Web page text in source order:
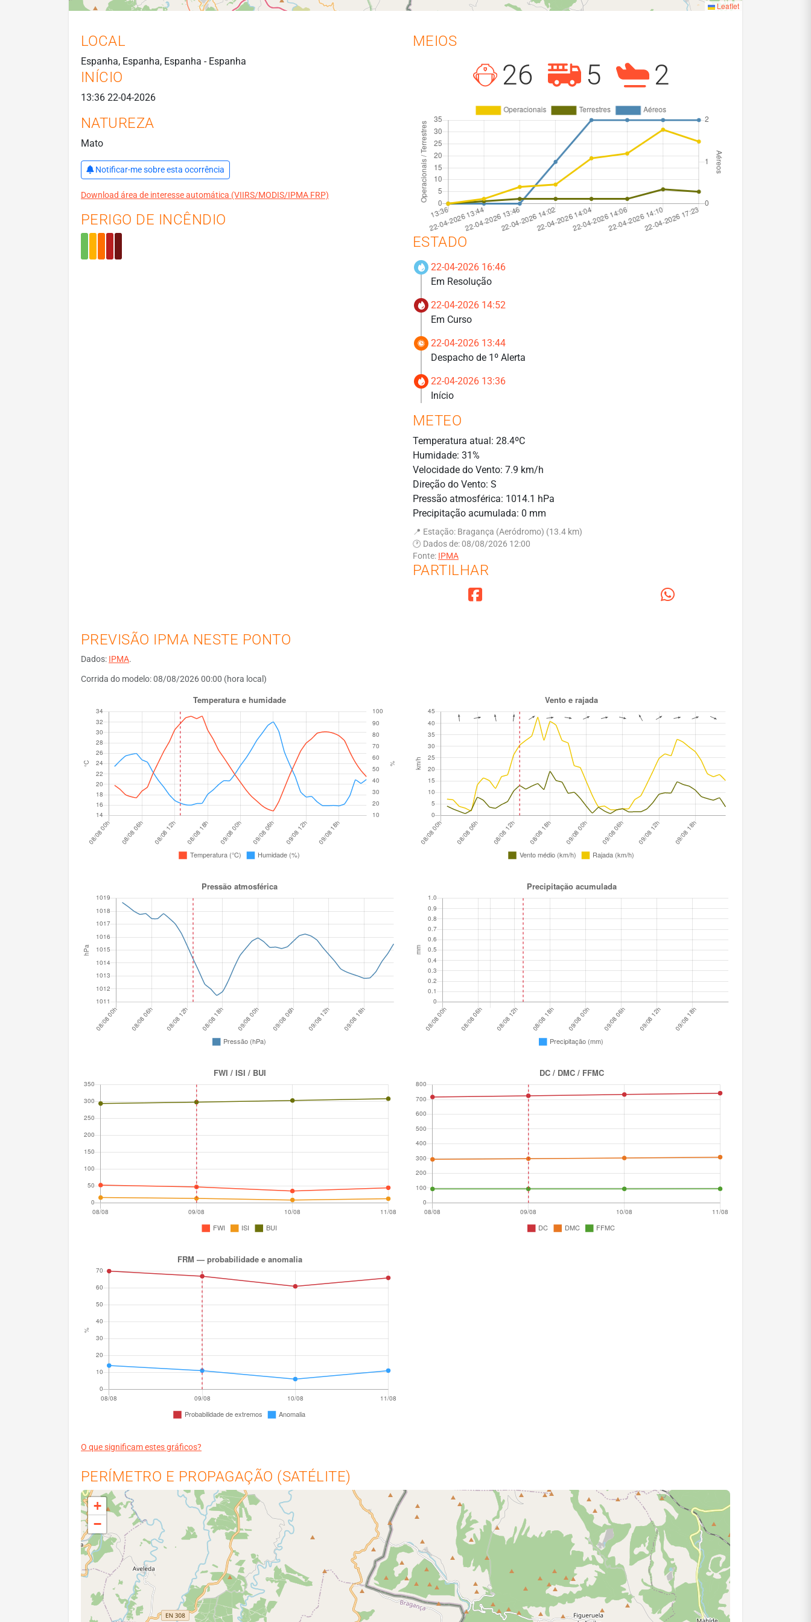
Leaflet
LOCAL
Espanha, Espanha, Espanha - Espanha
INÍCIO
13:36 22-04-2026
NATUREZA
Mato
Notificar-me sobre esta ocorrência
Download área de interesse automática (VIIRS/MODIS/IPMA FRP)
PERIGO DE INCÊNDIO
MEIOS
26 5 2
ESTADO
22-04-2026 16:46
Em Resolução
22-04-2026 14:52
Em Curso
22-04-2026 13:44
Despacho de 1º Alerta
22-04-2026 13:36
Início
METEO
Temperatura atual: 28.4ºC
Humidade: 31%
Velocidade do Vento: 7.9 km/h
Direção do Vento: S
Pressão atmosférica: 1014.1 hPa
Precipitação acumulada: 0 mm
📍 Estação: Bragança (Aeródromo) (13.4 km)
🕐 Dados de: 08/08/2026 12:00
Fonte: IPMA
PARTILHAR
PREVISÃO IPMA NESTE PONTO
Dados: IPMA.
Corrida do modelo: 08/08/2026 00:00 (hora local)
O que significam estes gráficos?
PERÍMETRO E PROPAGAÇÃO (SATÉLITE)
+
−